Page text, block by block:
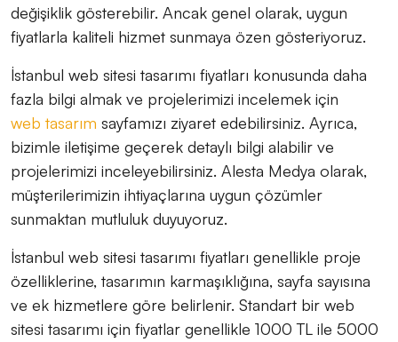
değişiklik gösterebilir. Ancak genel olarak, uygun
fiyatlarla kaliteli hizmet sunmaya özen gösteriyoruz.
İstanbul web sitesi tasarımı fiyatları konusunda daha
fazla bilgi almak ve projelerimizi incelemek için
web tasarım sayfamızı ziyaret edebilirsiniz. Ayrıca,
bizimle iletişime geçerek detaylı bilgi alabilir ve
projelerimizi inceleyebilirsiniz. Alesta Medya olarak,
müşterilerimizin ihtiyaçlarına uygun çözümler
sunmaktan mutluluk duyuyoruz.
İstanbul web sitesi tasarımı fiyatları genellikle proje
özelliklerine, tasarımın karmaşıklığına, sayfa sayısına
ve ek hizmetlere göre belirlenir. Standart bir web
sitesi tasarımı için fiyatlar genellikle 1000 TL ile 5000